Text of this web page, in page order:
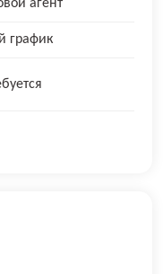
агент
график